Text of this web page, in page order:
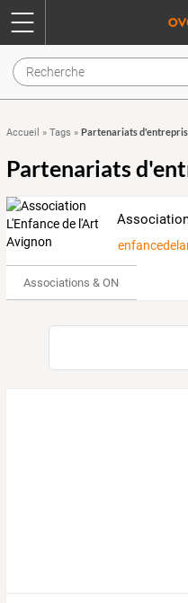
Accueil » Tags » Partenariats
Partenariats
Associations & ONG